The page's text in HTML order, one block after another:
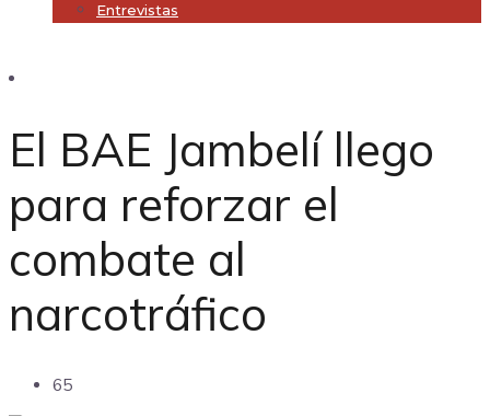
Entrevistas
El BAE Jambelí llego
para reforzar el
combate al
narcotráfico
65